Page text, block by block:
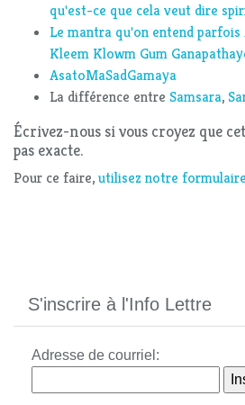
qu'est-ce que cela veut dire
Le mantra qu'on entend parfois
Kleem Klowm Gum
AsatoMaSadGamaya
La différence entre Samsara,
Écrivez-nous si vous croyez que
pas exacte.
Pour ce faire,utilisez notre
S'inscrire à l'Info Lettre
Adresse de courriel: